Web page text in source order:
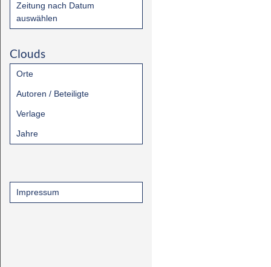
Zeitung nach Datum
auswählen
Clouds
Orte
Autoren / Beteiligte
Verlage
Jahre
Impressum